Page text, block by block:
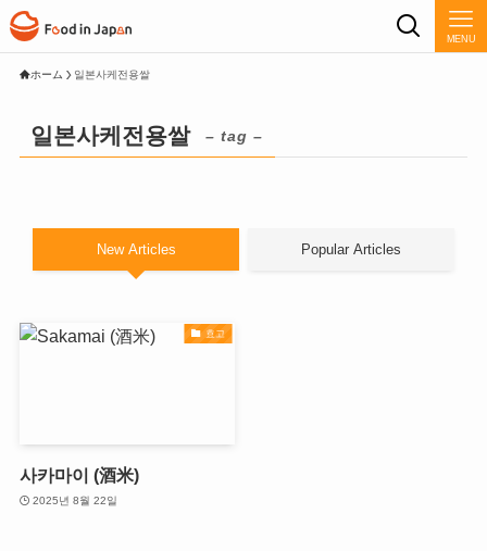
MENU
ホーム 일본사케전용쌀
일본사케전용쌀 – tag –
New Articles Popular Articles
효고
사카마이 (酒米)
2025년 8월 22일